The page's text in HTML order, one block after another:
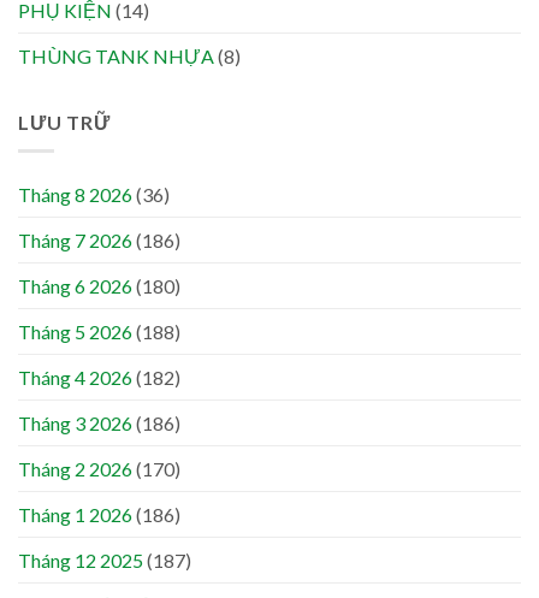
PHỤ KIỆN (14)
THÙNG TANK NHỰA (8)
LƯU TRỮ
Tháng 8 2026(36)
Tháng 7 2026(186)
Tháng 6 2026(180)
Tháng 5 2026(188)
Tháng 4 2026(182)
Tháng 3 2026(186)
Tháng 2 2026(170)
Tháng 1 2026(186)
Tháng 12 2025(187)